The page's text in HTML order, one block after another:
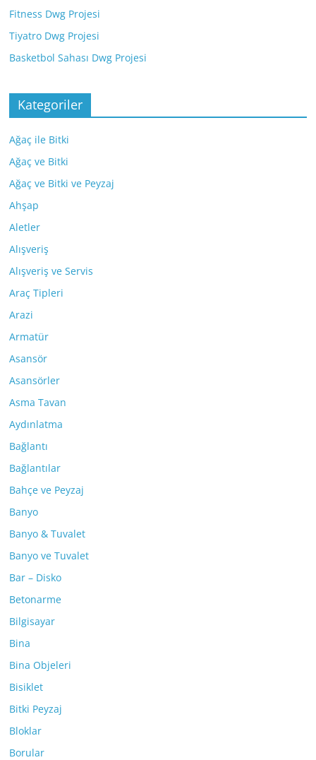
Fitness Dwg Projesi
Tiyatro Dwg Projesi
Basketbol Sahası Dwg Projesi
Kategoriler
Ağaç ile Bitki
Ağaç ve Bitki
Ağaç ve Bitki ve Peyzaj
Ahşap
Aletler
Alışveriş
Alışveriş ve Servis
Araç Tipleri
Arazi
Armatür
Asansör
Asansörler
Asma Tavan
Aydınlatma
Bağlantı
Bağlantılar
Bahçe ve Peyzaj
Banyo
Banyo & Tuvalet
Banyo ve Tuvalet
Bar – Disko
Betonarme
Bilgisayar
Bina
Bina Objeleri
Bisiklet
Bitki Peyzaj
Bloklar
Borular